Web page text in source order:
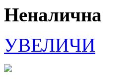
Неналична
УВЕЛИЧИ